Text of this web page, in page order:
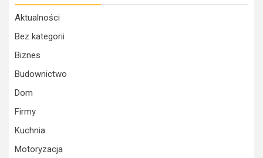
Aktualności
Bez kategorii
Biznes
Budownictwo
Dom
Firmy
Kuchnia
Motoryzacja